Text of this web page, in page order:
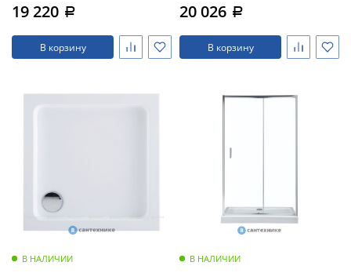
19 220 a
В корзину
20 026 a
В корзину
В НАЛИЧИИ В НАЛИЧИИ